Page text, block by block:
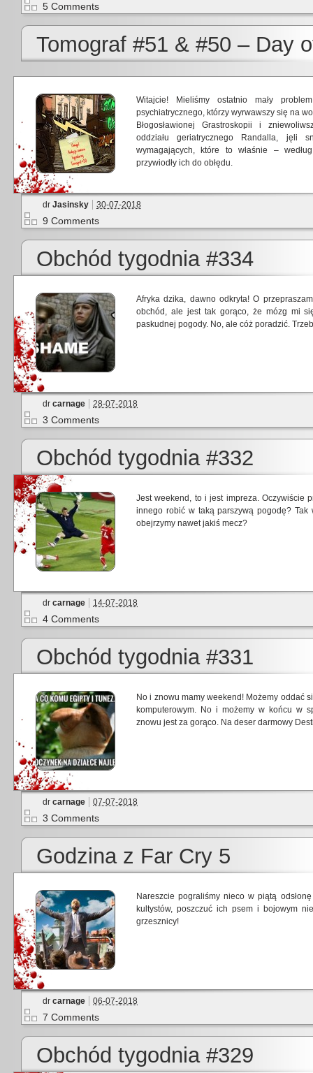
5 Comments
Tomograf #51 & #50 – Day
Witajcie! Mieliśmy ostatnio mały
psychiatrycznego, którzy wyrwawszy się na
Błogosławionej Grastroskopii i
oddziału geriatrycznego Randalla, jęli
wymagających, które to właśnie –
przywiodły ich do obłędu.
dr Jasinsky 30-07-2018
9 Comments
Obchód tygodnia #334
Afryka dzika, dawno odkryta! O
obchód, ale jest tak gorąco, że mózg mi
paskudnej pogody. No, ale cóż poradzić.
dr carnage 28-07-2018
3 Comments
Obchód tygodnia #332
Jest weekend, to i jest impreza. Oczywiście
innego robić w taką parszywą pogodę? Tak
obejrzymy nawet jakiś mecz?
dr carnage 14-07-2018
4 Comments
Obchód tygodnia #331
No i znowu mamy weekend! Możemy oddać
komputerowym. No i możemy w końcu w
znowu jest za gorąco. Na deser darmowy
dr carnage 07-07-2018
3 Comments
Godzina z Far Cry 5
Nareszcie pograliśmy nieco w piątą
kultystów, poszczuć ich psem i bojowym
grzesznicy!
dr carnage 06-07-2018
7 Comments
Obchód tygodnia #329